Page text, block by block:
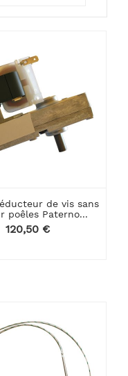
de vis sans
poêles Paterno...
Prix
120,50 €